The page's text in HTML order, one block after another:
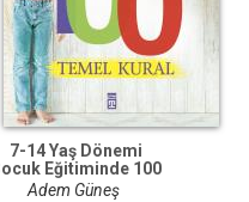
7-14 Yaş Dönemi
Eğitiminde 100
Temel Kural
Adem Güneş